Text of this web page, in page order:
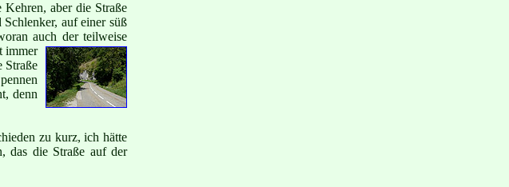
aber die Straße
auf einer süß
auch der teilweise
immer
Straße
denn
zu kurz, ich hätte
das die Straße auf der